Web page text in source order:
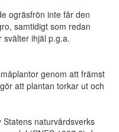
ogräsfrön inte får den
samtidigt som redan
svälter ihjäl p.g.a.
genom att främst
att plantan torkar ut och
Statens naturvårdsverks